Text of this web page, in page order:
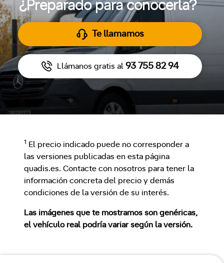
¿Preparado para conocerla?
Te llamamos
Llámanos gratis al 93 755 82 94
1
El precio indicado puede no corresponder a
las versiones publicadas en esta página
quadis.es. Contacte con nosotros para tener la
información concreta del precio y demás
condiciones de la versión de su interés.
Las imágenes que te mostramos son genéricas,
el vehículo real podría variar según la versión.